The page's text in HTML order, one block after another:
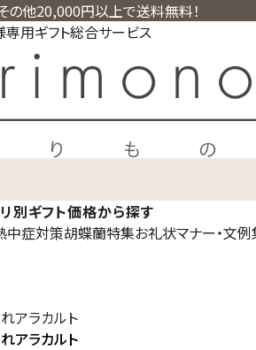
の他20,000円以上で送料無料！
用ギフト総合サービス
別ギフト価格から探す
中症対策胡蝶蘭特集お礼状マナー・文
アラカルト
アラカルト